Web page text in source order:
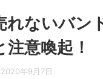
れないバン
注意喚起！
2020年9月7日